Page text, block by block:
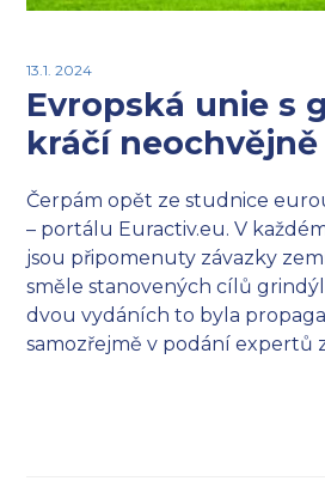
13.1. 2024
Evropská unie s
kráčí
Čerpám opět ze studnice
– portálu Euractiv.eu. V
jsou připomenuty závazky
směle stanovených cílů
dvou vydáních to byla
samozřejmě v podání expertů